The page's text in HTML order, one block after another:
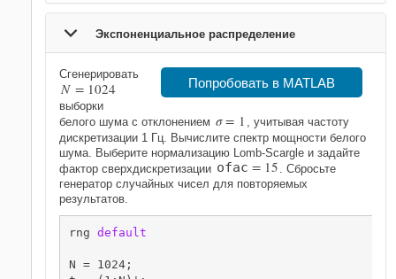
Экспоненциальное распределение
Попробовать в MATLAB
Сгенерировать
N = 1024
выборки
белого шума с отклонением σ = 1
, учитывая частоту
дискретизации 1 Гц. Вычислите спектр мощности белого
шума. Выберите нормализацию Lomb-Scargle и задайте
фактор сверхдискретизации ofac = 15
. Сбросьте
генератор случайных чисел для повторяемых
результатов.
rng default
N = 1024;